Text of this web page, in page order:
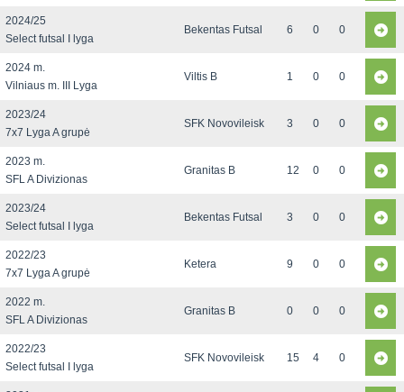
2024/25
Select futsal I lyga
Bekentas Futsal 6 0 0
2024 m.
Vilniaus m. III Lyga
Viltis B 1 0 0
2023/24
7x7 Lyga A grupė
SFK Novovileisk 3 0 0
2023 m.
SFL A Divizionas
Granitas B 12 0 0
2023/24
Select futsal I lyga
Bekentas Futsal 3 0 0
2022/23
7x7 Lyga A grupė
Ketera 9 0 0
2022 m.
SFL A Divizionas
Granitas B 0 0 0
2022/23
Select futsal I lyga
SFK Novovileisk 15 4 0